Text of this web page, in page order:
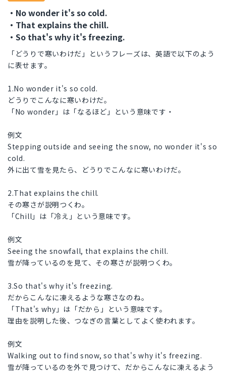
・No wonder it's so cold.
・That explains the chill.
・So that's why it's freezing.
「どうりで寒いわけだ」というフレーズは、英語で以下のよう
に表せます。
1.No wonder it's so cold.
どうりでこんなに寒いわけだ。
「No wonder」は「なるほど」という意味です・
例文
Stepping outside and seeing the snow, no wonder it's so
cold.
外に出て雪を見たら、どうりでこんなに寒いわけだ。
2.That explains the chill.
その寒さが説明つくわ。
「Chill」は「冷え」という意味です。
例文
Seeing the snowfall, that explains the chill.
雪が降っているのを見て、その寒さが説明つくわ。
3.So that's why it's freezing.
だからこんなに凍えるような寒さなのね。
「That's why」は「だから」という意味です。
理由を説明した後、つなぎの言葉としてよく使われます。
例文
Walking out to find snow, so that's why it's freezing.
雪が降っているのを外で見つけて、だからこんなに凍えるよう